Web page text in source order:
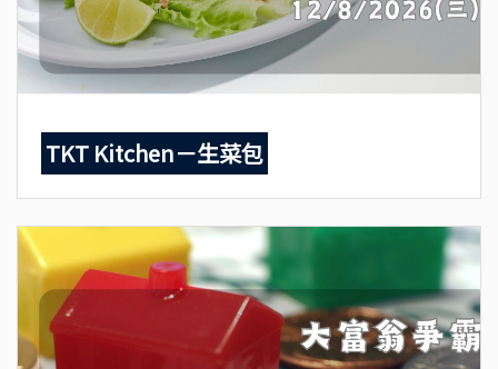
TKT Kitchen－生菜包